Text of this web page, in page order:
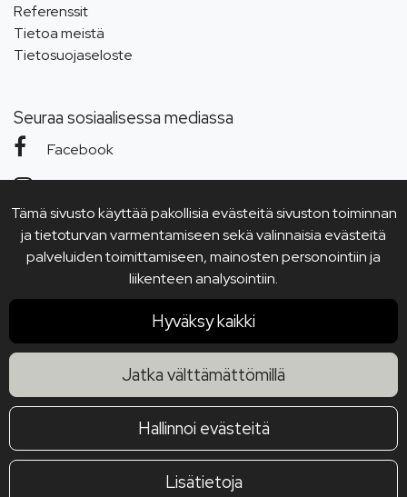
Tämä sivusto käyttää pakollisia evästeitä sivuston toiminnan
ja tietoturvan varmentamiseen sekä valinnaisia evästeitä
palveluiden toimittamiseen, mainosten personointiin ja
liikenteen analysointiin.
Hyväksy kaikki
Jatka välttämättömillä
Hallinnoi evästeitä
Lisätietoja
Referenssit
Tietoa meistä
Tietosuojaseloste
Seuraa sosiaalisessa mediassa
Facebook
YouTube